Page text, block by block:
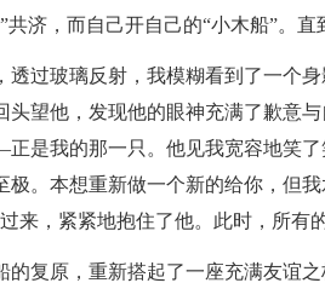
共济，而自己开自己的“小木船”。
透过玻璃反射，我模糊看到了一个
头望他，发现他的眼神充满了歉意
是我的那一只。他见我宽容地笑了
极。本想重新做一个新的给你，但
来，紧紧地抱住了他。此时，所有
复原，重新搭起了一座充满友谊之